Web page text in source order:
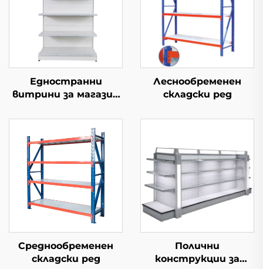
Едностранни
витрини за магазин
Леснообременен
складски ред
Среднообременен
складски ред
Полични
конструкции за